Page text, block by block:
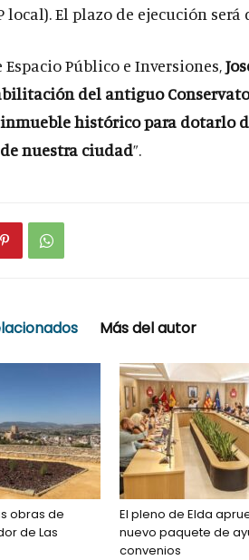
local). El plazo de ejecución será
Espacio Público e Inversiones,
del antiguo
histórico para dotarlo
nuestra ciudad”.
Más del autor
obras de
de Las
El pleno de Elda
nuevo paquete de
convenios